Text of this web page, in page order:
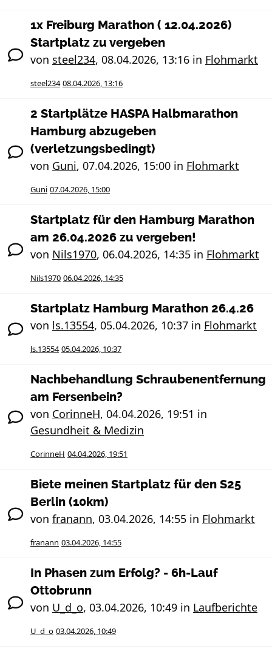
1x Freiburg Marathon ( 12.04.2026)
Startplatz zu vergeben
von steel234, 08.04.2026, 13:16 in Flohmarkt
steel234 08.04.2026, 13:16
2 Startplätze HASPA Halbmarathon
Hamburg abzugeben
(verletzungsbedingt)
von Guni, 07.04.2026, 15:00 in Flohmarkt
Guni 07.04.2026, 15:00
Startplatz für den Hamburg Marathon
am 26.04.2026 zu vergeben!
von Nils1970, 06.04.2026, 14:35 in Flohmarkt
Nils1970 06.04.2026, 14:35
Startplatz Hamburg Marathon 26.4.26
von ls.13554, 05.04.2026, 10:37 in Flohmarkt
ls.13554 05.04.2026, 10:37
Nachbehandlung Schraubenentfernung
am Fersenbein?
von CorinneH, 04.04.2026, 19:51 in
Gesundheit & Medizin
CorinneH 04.04.2026, 19:51
Biete meinen Startplatz für den S25
Berlin (10km)
von franann, 03.04.2026, 14:55 in Flohmarkt
franann 03.04.2026, 14:55
In Phasen zum Erfolg? - 6h-Lauf
Ottobrunn
von U_d_o, 03.04.2026, 10:49 in Laufberichte
U_d_o 03.04.2026, 10:49